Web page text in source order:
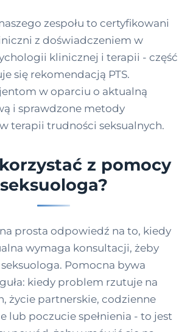
zespołu to certyfikowani
z doświadczeniem w
klinicznej i terapii - część
się rekomendacją PTS.
w oparciu o aktualną
i sprawdzone metody
terapii trudności seksualnych.
z pomocy
seksuologa?
prosta odpowiedź na to, kiedy
wymaga konsultacji, żeby
Pomocna bywa
kiedy problem rzutuje na
życie partnerskie, codzienne
lub poczucie spełnienia - to jest